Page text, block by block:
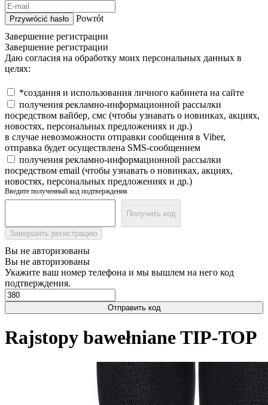
Przywrócić hasło
Powrót
Завершение регистрации
Завершение регистрации
Даю согласия на обработку моих персональных данных в
целях:
*создания и использования личного кабинета на сайте
получения рекламно-информационной рассылки
посредством вайбер, смс (чтобы узнавать о новинках, акциях,
новостях, персональных предложениях и др.)
в случае невозможности отправки сообщения в Viber,
отправка будет осуществлена SMS-сообщением
получения рекламно-информационной рассылки
посредством email (чтобы узнавать о новинках, акциях,
новостях, персональных предложениях и др.)
Введите полученный код подтверждения
Получить код
Завершить регистрацию
Вы не авторизованы
Вы не авторизованы
Укажите ваш номер телефона и мы вышлем на него код
подтверждения.
Отправить код
Rajstopy bawełniane TIP-TOP